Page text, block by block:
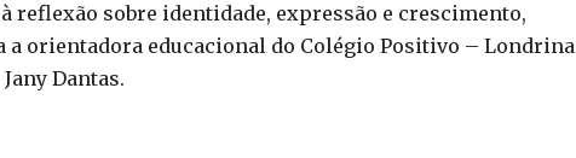
reflexão sobre identidade, expressão e crescimento,
a orientadora educacional do Colégio Positivo – Londrina
Dantas.